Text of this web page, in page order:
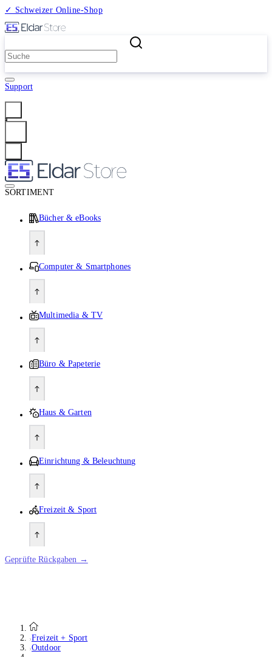
✓ Schweizer Online-Shop
Support
SORTIMENT
Bücher & eBooks
Computer & Smartphones
Multimedia & TV
Büro & Papeterie
Haus & Garten
Einrichtung & Beleuchtung
Freizeit & Sport
Geprüfte Rückgaben →
Freizeit + Sport
Outdoor